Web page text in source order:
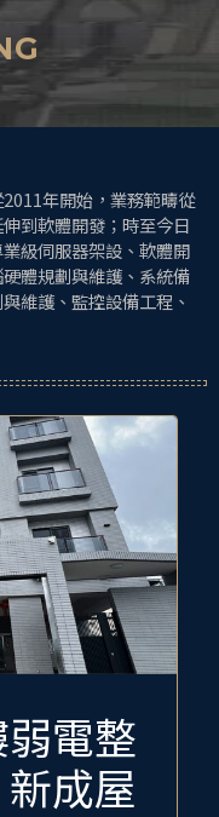
年開始，業務範疇從
到軟體開發；時至今日
級伺服器架設、軟體開
體規劃與維護、系統備
維護、監控設備工程、
電整
成屋